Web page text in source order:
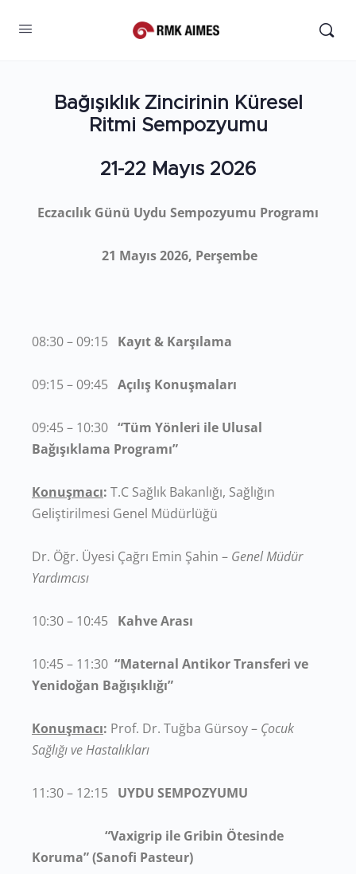
Bağışıklık Zincirinin Küresel
Ritmi Sempozyumu
21-22 Mayıs 2026
Eczacılık Günü Uydu Sempozyumu Programı
21 Mayıs 2026, Perşembe
08:30 – 09:15 Kayıt & Karşılama
09:15 – 09:45 Açılış Konuşmaları
09:45 – 10:30 “Tüm Yönleri ile Ulusal
Bağışıklama Programı”
Konuşmacı: T.C Sağlık Bakanlığı, Sağlığın
Geliştirilmesi Genel Müdürlüğü
Dr. Öğr. Üyesi Çağrı Emin Şahin – Genel Müdür
Yardımcısı
10:30 – 10:45 Kahve Arası
10:45 – 11:30 “Maternal Antikor Transferi ve
Yenidoğan Bağışıklığı”
Konuşmacı: Prof. Dr. Tuğba Gürsoy – Çocuk
Sağlığı ve Hastalıkları
11:30 – 12:15 UYDU SEMPOZYUMU
“Vaxigrip ile Gribin Ötesinde
Koruma” (Sanofi Pasteur)